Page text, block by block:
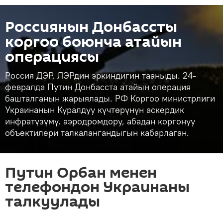
Россиянын Донбассты
коргоо боюнча атайын
операциясы
Россия ДЭР, ЛЭРдин эркиндигин тааныды. 24-
февралда Путин Донбасста атайын операция
башталганын жарыялады. РФ Коргоо министрлиги
Украинанын Куралдуу күчтөрүнүн аскердик
инфратүзүмү, аэродромдору, абадан коргонуу
объектилери талкалангандыгын кабарлаган.
Путин Орбан менен
телефондон Украинаны
талкуулады